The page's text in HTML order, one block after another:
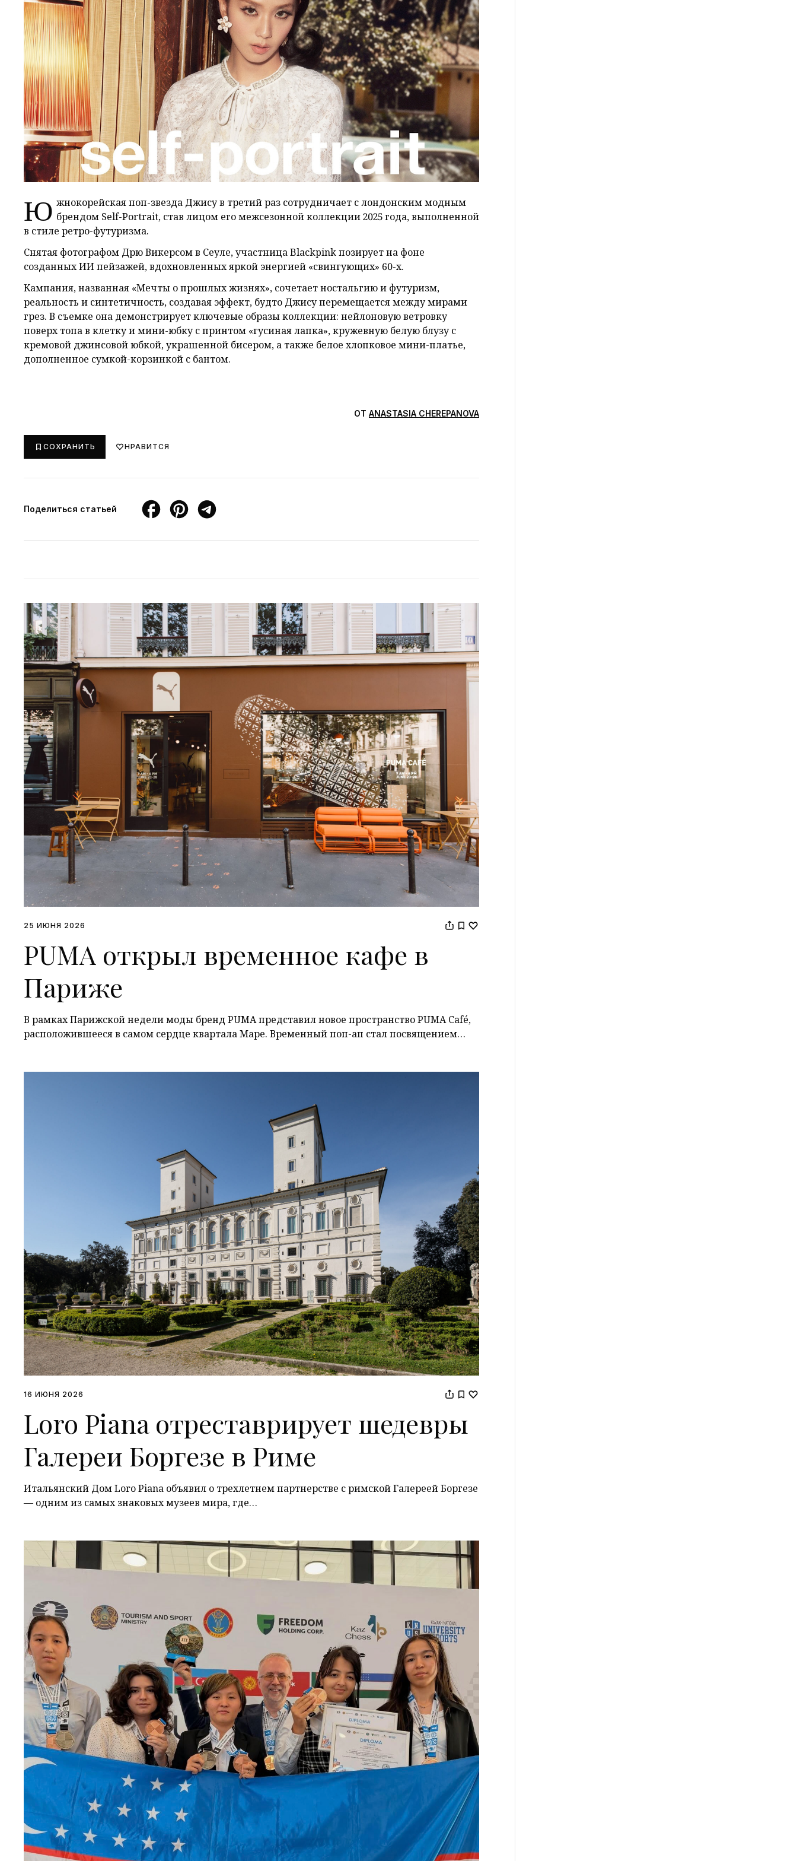
Ю жнокорейская поп-звезда Джису в третий раз сотрудничает с лондонским модным
брендом Self-Portrait, став лицом его межсезонной коллекции 2025 года, выполненной
в стиле ретро-футуризма.
Снятая фотографом Дрю Викерсом в Сеуле, участница Blackpink позирует на фоне
созданных ИИ пейзажей, вдохновленных яркой энергией «свингующих» 60-х.
Кампания, названная «Мечты о прошлых жизнях», сочетает ностальгию и футуризм,
реальность и синтетичность, создавая эффект, будто Джису перемещается между мирами
грез. В съемке она демонстрирует ключевые образы коллекции: нейлоновую ветровку
поверх топа в клетку и мини-юбку с принтом «гусиная лапка», кружевную белую блузу с
кремовой джинсовой юбкой, украшенной бисером, а также белое хлопковое мини-платье,
дополненное сумкой-корзинкой с бантом.
ОТ ANASTASIA CHEREPANOVA
СОХРАНИТЬ НРАВИТСЯ
Поделиться статьей
25 ИЮНЯ 2026
PUMA открыл временное кафе в
Париже
В рамках Парижской недели моды бренд PUMA представил новое пространство PUMA Café,
расположившееся в самом сердце квартала Маре. Временный поп-ап стал посвящением…
16 ИЮНЯ 2026
Loro Piana отреставрирует шедевры
Галереи Боргезе в Риме
Итальянский Дом Loro Piana объявил о трехлетнем партнерстве с римской Галереей Боргезе
— одним из самых знаковых музеев мира, где…